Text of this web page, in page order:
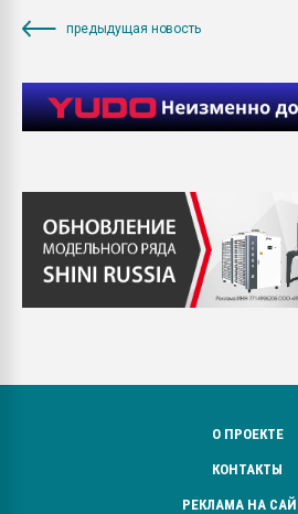
предыдущая новость
О ПРОЕКТЕ
КОНТАКТЫ
РЕКЛАМА НА